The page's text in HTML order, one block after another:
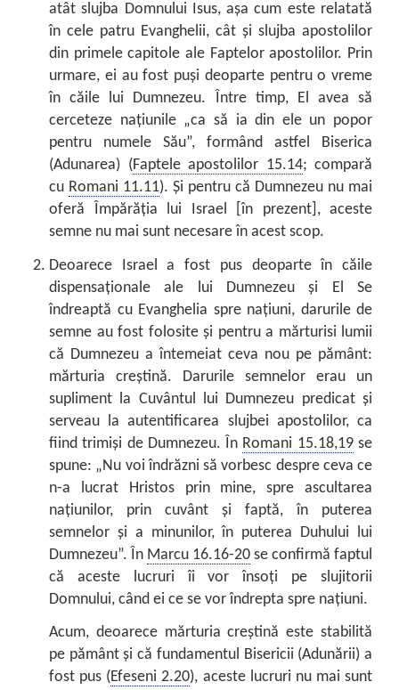
atât slujba Domnului Isus, așa cum este relatată
în cele patru Evanghelii, cât și slujba apostolilor
din primele capitole ale Faptelor apostolilor. Prin
urmare, ei au fost puși deoparte pentru o vreme
în căile lui Dumnezeu. Între timp, El avea să
cerceteze națiunile „ca să ia din ele un popor
pentru numele Său”, formând astfel Biserica
(Adunarea) (Faptele apostolilor 15.14; compară
cu Romani 11.11). Și pentru că Dumnezeu nu mai
oferă Împărăția lui Israel [în prezent], aceste
semne nu mai sunt necesare în acest scop.
Deoarece Israel a fost pus deoparte în căile
dispensaționale ale lui Dumnezeu și El Se
îndreaptă cu Evanghelia spre națiuni, darurile de
semne au fost folosite și pentru a mărturisi lumii
că Dumnezeu a întemeiat ceva nou pe pământ:
mărturia creștină. Darurile semnelor erau un
supliment la Cuvântul lui Dumnezeu predicat și
serveau la autentificarea slujbei apostolilor, ca
fiind trimiși de Dumnezeu. În Romani 15.18,19se
spune: „Nu voi îndrăzni să vorbesc despre ceva ce
n-a lucrat Hristos prin mine, spre ascultarea
națiunilor, prin cuvânt și faptă, în puterea
semnelor și a minunilor, în puterea Duhului lui
Dumnezeu”. În Marcu 16.16-20 se confirmă faptul
că aceste lucruri îi vor însoți pe slujitorii
Domnului, când ei ce se vor îndrepta spre națiuni.
Acum, deoarece mărturia creștină este stabilită
pe pământ și că fundamentul Bisericii (Adunării) a
fost pus (Efeseni 2.20), aceste lucruri nu mai sunt